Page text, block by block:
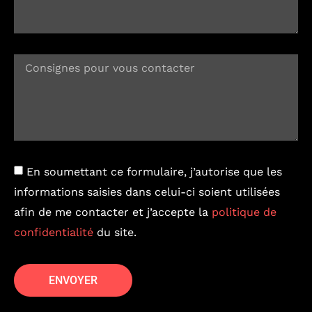
En soumettant ce formulaire, j’autorise que les
informations saisies dans celui-ci soient utilisées
afin de me contacter et j’accepte la politique de
confidentialité du site.
ENVOYER